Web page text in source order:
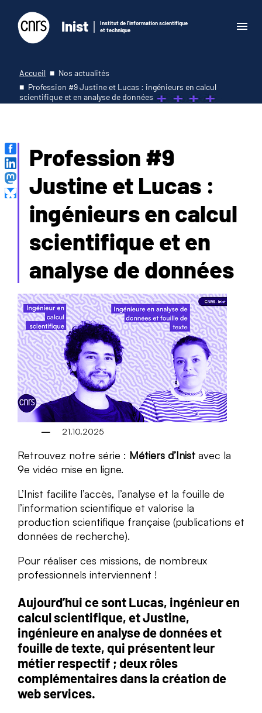
Inist
Institut de l'information scientifique
et technique
Accueil
Nos actualités
Profession #9 Justine et Lucas : ingénieurs en calcul
scientifique et en analyse de données
Profession #9
Justine et Lucas :
ingénieurs en calcul
scientifique et en
analyse de données
21.10.2025
Retrouvez notre série : Métiers d’Inist avec la
9e vidéo mise en ligne.
L’Inist facilite l’accès, l’analyse et la fouille de
l’information scientifique et valorise la
production scientifique française (publications et
données de recherche).
Pour réaliser ces missions, de nombreux
professionnels interviennent !
Aujourd’hui ce sont Lucas, ingénieur en
calcul scientifique, et Justine,
ingénieure en analyse de données et
fouille de texte, qui présentent leur
métier respectif ; deux rôles
complémentaires dans la création de
web services.